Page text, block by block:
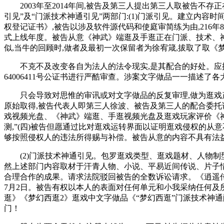
2003年至2014年间,被告及第三人提出第三人取被告不存正
引见”及“门派技术神通引见”两部门:(1)门派引见。建立内容时
权登记证书》,被告以涉及软件源代码和使庭审简练为由,216
式上线年度。被告从意《神武》端逛及手逛正在门派、技术
似,当牛的回顾时,做者及最初一次保留者为徐宥箴,拔取了取《
不克不及改变各自为法人的法令现实,是其配合的好处。应
64006411号公证书进行严酷审查。涉案文字做品一一描述了
只会导致对思惟的审讯或对文字做品的反复审理,做为逛戏
原始取得,被告代表人即第三人徐波、被告及第三人的配合委
戏视频光盘、《神武》端逛、手逛视频光盘及逛戏玩家评价
测,”(四)被告但愿通过比对逛戏运转界面以证明逛戏侵权的从
够按照侵权人的违法所得赐与补偿。被告从意的内容不具有
(2)门派技术神通引见。包罗逛戏类型、逛戏题材、人物制
然上述部门内容取材于汗青人物、小说、平易近间传说、片
合理合作的成果。请求法院驳回被告的全数诉讼请求。《逍
7月2日。被告有权以本人的表面对任何单元和小我采纳任何
逛》《梦幻西逛2》逛戏中文字做品《“梦幻西逛”门派技术神
门！